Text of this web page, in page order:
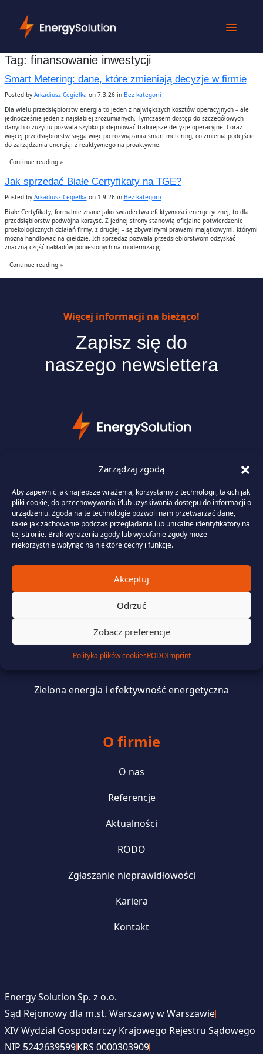
Zarządzaj zgodą
Aby zapewnić jak najlepsze wrażenia, korzystamy z technologii, takich jak
pliki cookie, do przechowywania i/lub uzyskiwania dostępu do informacji o
urządzeniu. Zgoda na te technologie pozwoli nam przetwarzać dane,
takie jak zachowanie podczas przeglądania lub unikalne identyfikatory na
tej stronie. Brak wyrażenia zgody lub wycofanie zgody może
niekorzystnie wpłynąć na niektóre cechy i funkcje.
Akceptuj
Odrzuć
Zobacz preferencje
Polityka plików cookiesRODOImprint
Tag: finansowanie inwestycji
Smart Metering: dane, które zmieniają decyzje w firmie
Posted by Arkadiusz Cegiełka on 7.3.26 in Bez kategorii
Dla wielu przedsiębiorstw energia to jeden z największych kosztów operacyjnych – ale
jednocześnie jeden z najsłabiej zrozumianych. Tymczasem dostęp do szczegółowych
danych o zużyciu pozwala szybko podejmować trafniejsze decyzje operacyjne. Coraz
więcej przedsiębiorstw sięga więc po rozwiązania smart metering, co zmienia podejście
do zarządzania energią: z reaktywnego na proaktywne.
Continue reading »
Jak sprzedać Białe Certyfikaty na TGE?
Posted by Arkadiusz Cegiełka on 1.9.26 in Bez kategorii
Białe Certyfikaty, formalnie znane jako świadectwa efektywności energetycznej, to dla
przedsiębiorstw podwójna korzyść. Z jednej strony stanowią oficjalne potwierdzenie
proekologicznych działań firmy, z drugiej – są zbywalnymi prawami majątkowymi, którymi
można handlować na giełdzie. Ich sprzedaż pozwala przedsiębiorstwom odzyskać
znaczną część nakładów poniesionych na modernizację.
Continue reading »
Więcej informacji na bieżąco!
Zapisz się do
naszego newslettera
ul. Ząbkowska 27
03-736 Warszawa
+48 (22) 290 11 11
biuro@energysolution.pl
Usługi
Portfolio Management
Zarządzanie danymi rozliczeniowymi i telemetrycznymi
Wsparcie prawne i finansowanie
Zielona energia i efektywność energetyczna
O firmie
O nas
Referencje
Aktualności
RODO
Zgłaszanie nieprawidłowości
Kariera
Kontakt
Energy Solution Sp. z o.o.
Sąd Rejonowy dla m.st. Warszawy w Warszawie
XIV Wydział Gospodarczy Krajowego Rejestru Sądowego
NIP 5242639599KRS 0000303909